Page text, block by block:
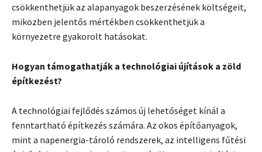
csökkenthetjük az alapanyagok beszerzésének költségeit,
miközben jelentős mértékben csökkenthetjük a
környezetre gyakorolt hatásokat.
Hogyan támogathatják a technológiai újítások a zöld
építkezést?
A technológiai fejlődés számos új lehetőséget kínál a
fenntartható építkezés számára. Az okos építőanyagok,
mint a napenergia-tároló rendszerek, az intelligens fűtési